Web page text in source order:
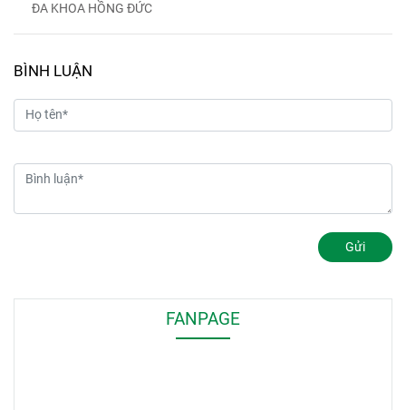
ĐA KHOA HỒNG ĐỨC
BÌNH LUẬN
Gửi
FANPAGE